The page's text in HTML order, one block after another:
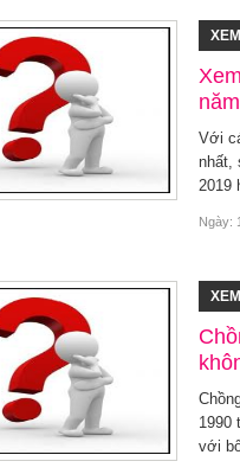
Với
nhất,
2019
Ngày:
1990
với